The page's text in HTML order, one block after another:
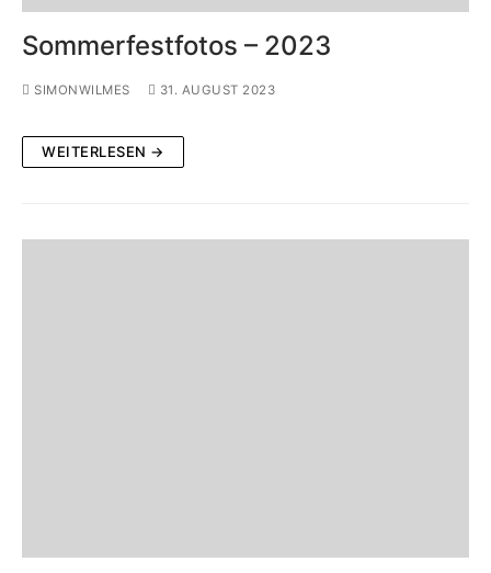
Sommerfestfotos – 2023
SIMONWILMES 31. AUGUST 2023
WEITERLESEN →